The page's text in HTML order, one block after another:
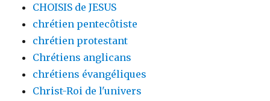
CHOISIS de JESUS
chrétien pentecôtiste
chrétien protestant
Chrétiens anglicans
chrétiens évangéliques
Christ-Roi de l'univers